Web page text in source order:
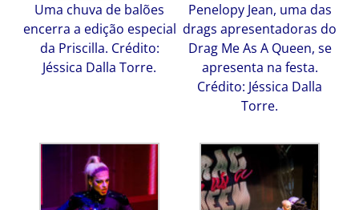
Uma chuva de balões
encerra a edição especial
da Priscilla. Crédito:
Jéssica Dalla Torre.
Penelopy Jean, uma das
drags apresentadoras do
Drag Me As A Queen, se
apresenta na festa.
Crédito: Jéssica Dalla
Torre.